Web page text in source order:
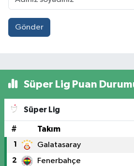
Gönder
Süper Lig Puan
Süper Lig
# Takım
1 Galatasaray
2 Fenerbahçe